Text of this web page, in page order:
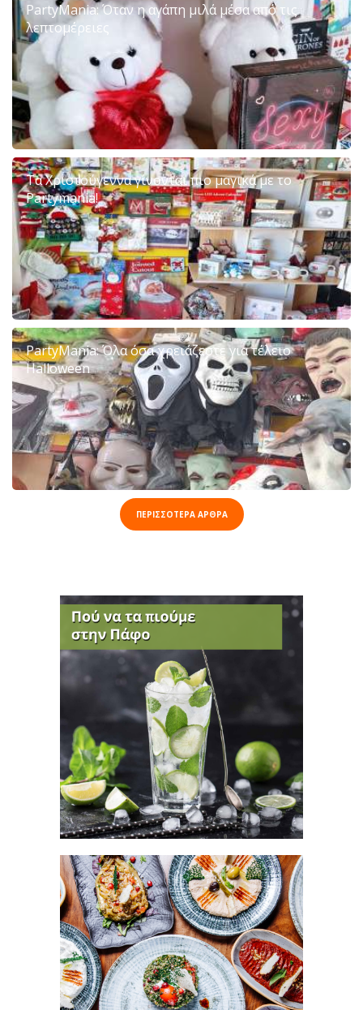
PartyMania: Όταν η αγάπη μιλά μέσα από τις
λεπτομέρειες
Τα Χριστούγεννα γίνονται πιο μαγικά με το
Partymania!
PartyMania: Όλα όσα χρειάζεστε για τέλειο
Halloween
ΠΕΡΙΣΣΟΤΕΡΑ ΑΡΘΡΑ